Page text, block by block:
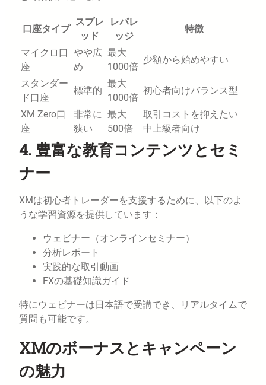
口座タイプ
スプレ
ッド
レバレ
ッジ
特徴
マイクロ口
座
やや広
め
最大
1000倍
少額から始めやすい
スタンダー
ド口座
標準的
最大
1000倍
初心者向けバランス型
XM Zero口
座
非常に
狭い
最大
500倍
取引コストを抑えたい
中上級者向け
4. 豊富な教育コンテンツとセミ
ナー
XMは初心者トレーダーを支援するために、以下のよ
うな学習資源を提供しています：
ウェビナー（オンラインセミナー）
分析レポート
実践的な取引動画
FXの基礎知識ガイド
特にウェビナーは日本語で受講でき、リアルタイムで
質問も可能です。
XMのボーナスとキャンペーン
の魅力